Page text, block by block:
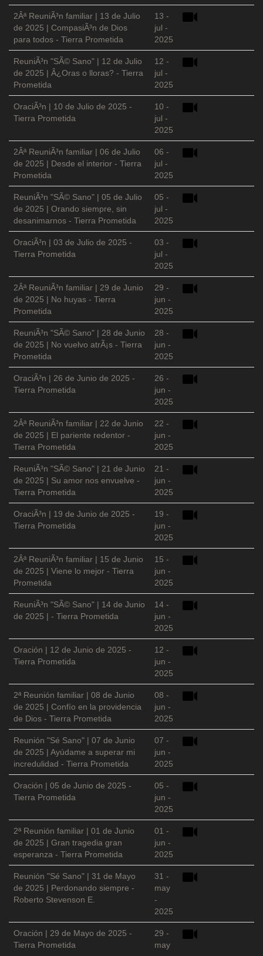
2Âª ReuniÃ³n familiar | 13 de Julio
de 2025 | CompasiÃ³n de Dios
para todos - Tierra Prometida
13 -
jul -
2025
ReuniÃ³n "SÃ© Sano" | 12 de Julio
de 2025 | Â¿Oras o lloras? - Tierra
Prometida
12 -
jul -
2025
OraciÃ³n | 10 de Julio de 2025 -
Tierra Prometida
10 -
jul -
2025
2Âª ReuniÃ³n familiar | 06 de Julio
de 2025 | Desde el interior - Tierra
Prometida
06 -
jul -
2025
ReuniÃ³n "SÃ© Sano" | 05 de Julio
de 2025 | Orando siempre, sin
desanimarnos - Tierra Prometida
05 -
jul -
2025
OraciÃ³n | 03 de Julio de 2025 -
Tierra Prometida
03 -
jul -
2025
2Âª ReuniÃ³n familiar | 29 de Junio
de 2025 | No huyas - Tierra
Prometida
29 -
jun -
2025
ReuniÃ³n "SÃ© Sano" | 28 de Junio
de 2025 | No vuelvo atrÃ¡s - Tierra
Prometida
28 -
jun -
2025
OraciÃ³n | 26 de Junio de 2025 -
Tierra Prometida
26 -
jun -
2025
2Âª ReuniÃ³n familiar | 22 de Junio
de 2025 | El pariente redentor -
Tierra Prometida
22 -
jun -
2025
ReuniÃ³n "SÃ© Sano" | 21 de Junio
de 2025 | Su amor nos envuelve -
Tierra Prometida
21 -
jun -
2025
OraciÃ³n | 19 de Junio de 2025 -
Tierra Prometida
19 -
jun -
2025
2Âª ReuniÃ³n familiar | 15 de Junio
de 2025 | Viene lo mejor - Tierra
Prometida
15 -
jun -
2025
ReuniÃ³n "SÃ© Sano" | 14 de Junio
de 2025 | - Tierra Prometida
14 -
jun -
2025
Oración | 12 de Junio de 2025 -
Tierra Prometida
12 -
jun -
2025
2ª Reunión familiar | 08 de Junio
de 2025 | Confío en la providencia
de Dios - Tierra Prometida
08 -
jun -
2025
Reunión "Sé Sano" | 07 de Junio
de 2025 | Ayúdame a superar mi
incredulidad - Tierra Prometida
07 -
jun -
2025
Oración | 05 de Junio de 2025 -
Tierra Prometida
05 -
jun -
2025
2ª Reunión familiar | 01 de Junio
de 2025 | Gran tragedia gran
esperanza - Tierra Prometida
01 -
jun -
2025
Reunión "Sé Sano" | 31 de Mayo
de 2025 | Perdonando siempre -
Roberto Stevenson E.
31 -
may
-
2025
Oración | 29 de Mayo de 2025 -
Tierra Prometida
29 -
may